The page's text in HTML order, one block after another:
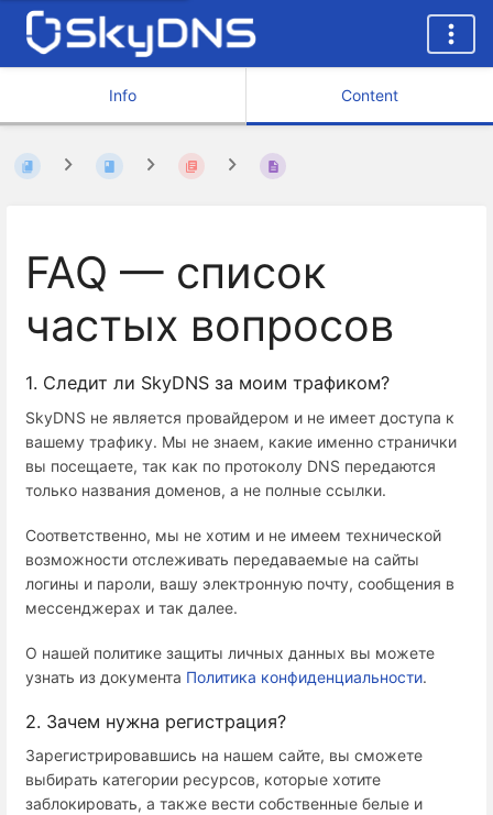
Info Content
FAQ — список
частых вопросов
1. Следит ли SkyDNS за моим трафиком?
SkyDNS не является провайдером и не имеет доступа к
вашему трафику. Мы не знаем, какие именно странички
вы посещаете, так как по протоколу DNS передаются
только названия доменов, а не полные ссылки.
Соответственно, мы не хотим и не имеем технической
возможности отслеживать передаваемые на сайты
логины и пароли, вашу электронную почту, сообщения в
мессенджерах и так далее.
О нашей политике защиты личных данных вы можете
узнать из документа Политика конфиденциальности.
2. Зачем нужна регистрация?
Зарегистрировавшись на нашем сайте, вы сможете
выбирать категории ресурсов, которые хотите
заблокировать, а также вести собственные белые и